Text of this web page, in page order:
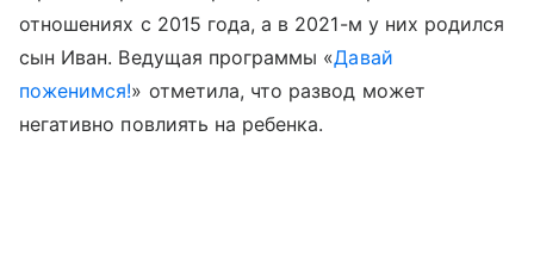
отношениях с 2015 года, а в 2021-м у них родился
сын Иван. Ведущая программы «Давай
поженимся!» отметила, что развод может
негативно повлиять на ребенка.